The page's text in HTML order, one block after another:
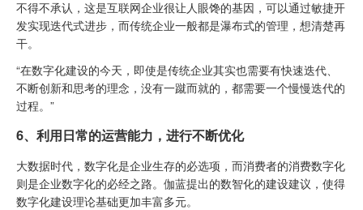
不得不承认，这是互联网企业很让人眼馋的基因，可以通过敏捷开
发实现迭代式进步，而传统企业一般都是瀑布式的管理，想清楚再
干。
“在数字化建设的今天，即使是传统企业其实也需要有快速迭代、
不断创新和思考的理念，没有一蹴而就的，都需要一个慢慢迭代的
过程。”
6、利用日常的运营能力，进行不断优化
大数据时代，数字化是企业生存的必选项，而消费者的消费数字化
则是企业数字化的必经之路。伽蓝提出的数智化的建设建议，使得
数字化建设理论基础更加丰富多元。